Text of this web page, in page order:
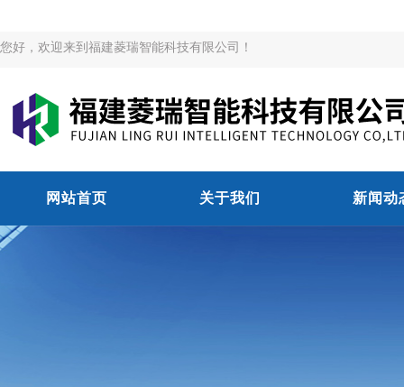
您好，欢迎来到福建菱瑞智能科技有限公司！
网站首页 关于我们 新闻动